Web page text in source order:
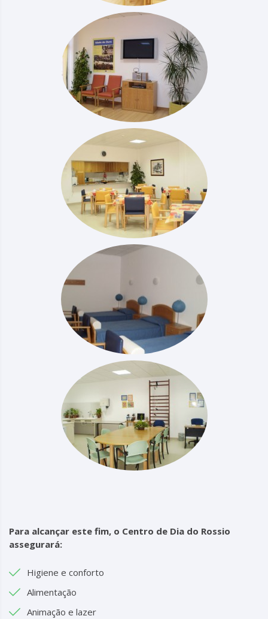
Para alcançar este fim, o Centro de Dia do Rossio
assegurará:
Higiene e conforto
Alimentação
Animação e lazer